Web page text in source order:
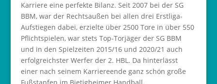
Karriere eine perfekte Bilanz. Seit 2007 bei der SG
BBM, war der Rechtsaußen bei allen drei Erstliga-
Aufstiegen dabei, erzielte über 2500 Tore in über 550
Pflichtspielen, war stets Top-Torjäger der SG BBM
und in den Spielzeiten 2015/16 und 2020/21 auch
erfolgreichster Werfer der 2. HBL. Da hinterlässt
einer nach seinem Karriereende ganz schön große